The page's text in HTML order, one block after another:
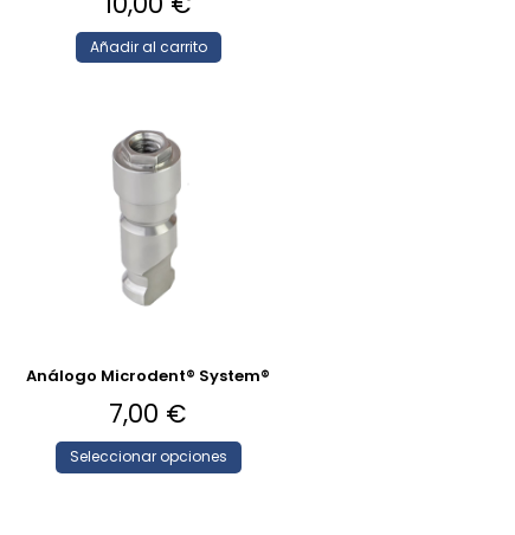
Añadir al carrito
Análogo Microdent® System®
7,00 €
Seleccionar opciones